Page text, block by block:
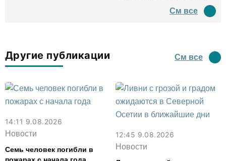
водил туда туристов
См все
Другие публикации См все
14:11 9.08.2026
Новости
Семь человек погибли в
12:45 9.08.2026
Новости